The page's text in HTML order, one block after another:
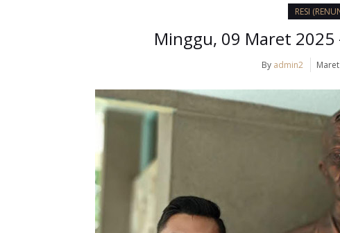
RESI
Minggu, 09 Maret 2025
By admin2